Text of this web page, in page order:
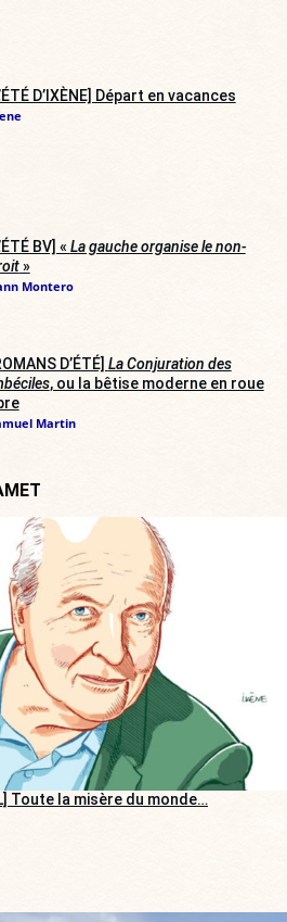
D’IXÈNE] Départ en vacances
BV] « La gauche organise le non-
»
Montero
D’ÉTÉ] La Conjuration des
, ou la bêtise moderne en roue
Martin
Toute la misère du monde…